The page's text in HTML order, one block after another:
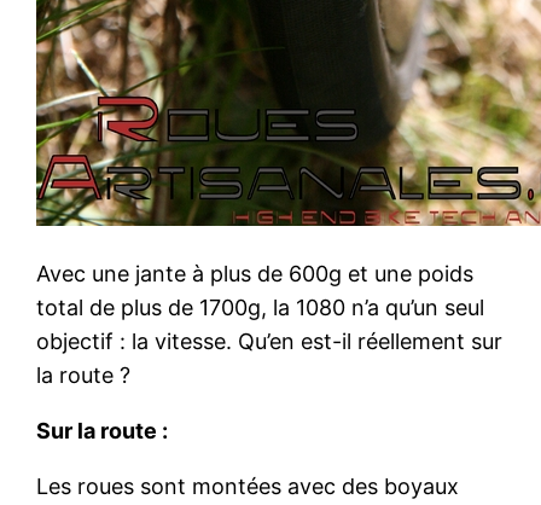
Avec une jante à plus de 600g et une poids
total de plus de 1700g, la 1080 n’a qu’un seul
objectif : la vitesse. Qu’en est-il réellement sur
la route ?
Sur la route :
Les roues sont montées avec des boyaux